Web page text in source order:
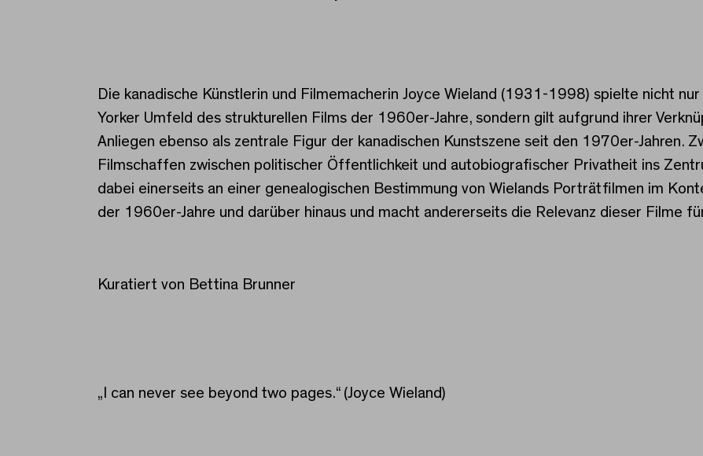
Die kanadische Künstlerin und Filmemacherin Joyce Wieland (1931-1998) spielte nicht
Yorker Umfeld des strukturellen Films der 1960er-Jahre, sondern gilt aufgrund ihrer
Anliegen ebenso als zentrale Figur der kanadischen Kunstszene seit den 1970er-Jahren.
Filmschaffen zwischen politischer Öffentlichkeit und autobiografischer Privatheit ins
dabei einerseits an einer genealogischen Bestimmung von Wielands Porträtfilmen im
der 1960er-Jahre und darüber hinaus und macht andererseits die Relevanz dieser Filme
Kuratiert von Bettina Brunner
„I can never see beyond two pages.“ (Joyce Wieland)